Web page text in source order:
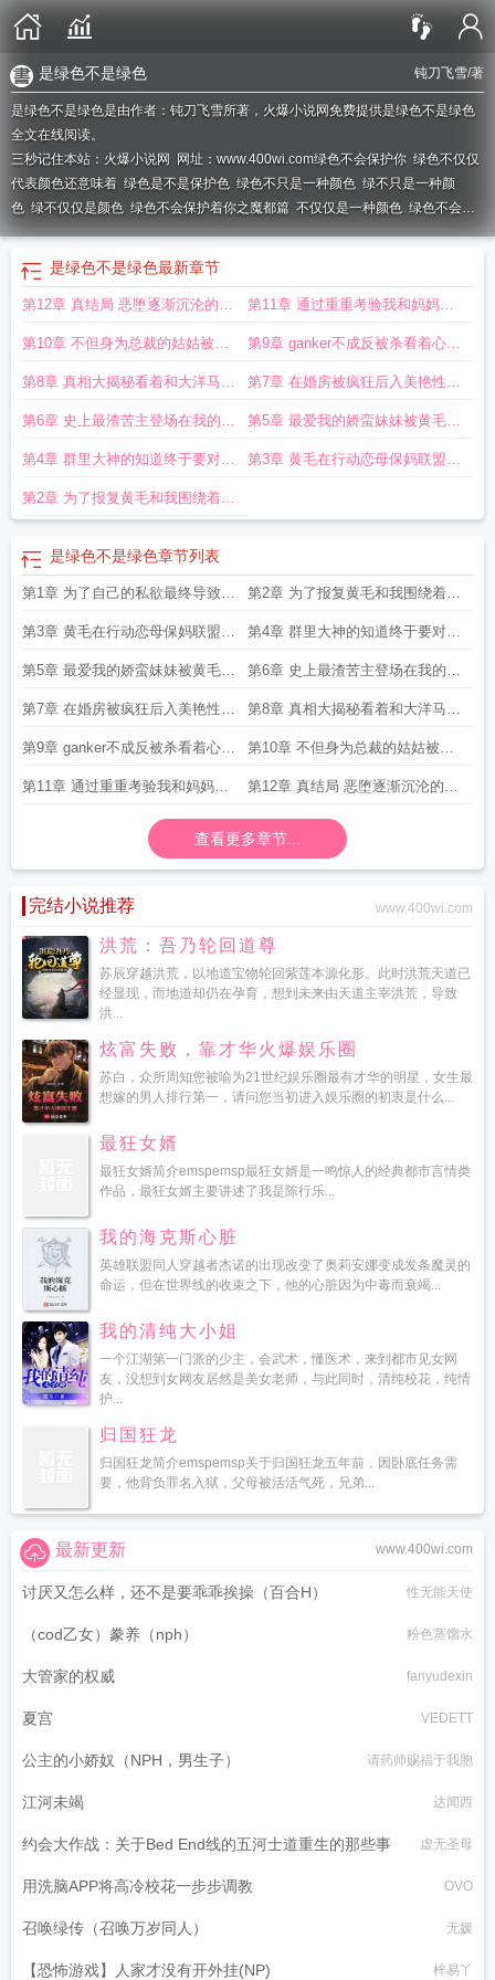
钝刀飞雪/著
是绿色不是绿色
是绿色不是绿色是由作者：钝刀飞雪所著，火爆小说网免费提供是绿色不是绿色
全文在线阅读。
三秒记住本站：火爆小说网 网址：www.400wi.com绿色不会保护你 绿色不仅仅
代表颜色还意味着 绿色是不是保护色 绿色不只是一种颜色 绿不只是一种颜
色 绿不仅仅是颜色 绿色不会保护着你之魔都篇 不仅仅是一种颜色 绿色不会保
护着妳绿色不在保护着你绿色不只是保护色(完整版) 在线阅读绿 不仅仅是一种
绿色是保护色什么意思? 绿色不只是颜色作文
是保护色(完整版)作者钝刀飞雪
是一种颜色绿色不会保护着你第一 绿色不会保护着你最新绿色只是你的保护
版) 绿不仅仅是一种颜色25 绿色只是我的保护色 绿色只是一种颜色 绿色是你的
保护色 是绿色不是绿色绿色既不是冷色也不是暖色绿不仅仅是一种颜色21
吗绿色不绿色是什么意思
是绿色不是绿色最新章节
第12章 真结局 恶堕逐渐沉沦的全
员肉便器
第11章 通过重重考验我和妈妈苦
难的旅程终于结束了
第10章 不但身为总裁的姑姑被张
涛脱光衣服在公园进行野外调教连
自己最爱的妈妈也疯狂被放置paly
第9章 ganker不成反被杀看着心爱
的妈妈在自己面前和黄毛淫乱
PLAY
第8章 真相大揭秘看着和大洋马一
起被双飞的妈妈我只能去学校把那
把刀拿出来
第7章 在婚房被疯狂后入美艳性感
妈妈一战目
第6章 史上最渣苦主登场在我的推
波助澜下最爱我的妹妹已经彻底的
倒向了黄毛接下来妹妹的命运只会
是变成黄毛的肉便器
第5章 最爱我的娇蛮妹妹被黄毛就
在一墙之隔破处调教而我一无所知
第4章 群里大神的知道终于要对妈
妈进行最终攻势我却最终错失良机
第3章 黄毛在行动恋母保妈联盟初
第2章 为了报复黄毛和我围绕着自
必须阻止这件事情的发生
是绿色不是绿色章节列表
第1章 为了自己的私欲最终导致温
柔的医生妈妈可爱的JK妹妹严厉的
总裁姑姑一步步被以前看不起的黄
毛攻略沦陷调教成胯下孕奴
第2章 为了报复黄毛和我围绕着自
己温柔的妈妈进行了一个赌约而我
必须阻止这件事情的发生
第3章 黄毛在行动恋母保妈联盟初
登场
第4章 群里大神的知道终于要对妈
妈进行最终攻势我却最终错失良机
第5章 最爱我的娇蛮妹妹被黄毛就
在一墙之隔破处调教而我一无所知
第6章 史上最渣苦主登场在我的推
波助澜下最爱我的妹妹已经彻底的
倒向了黄毛接下来妹妹的命运只会
是变成黄毛的肉便器
第7章 在婚房被疯狂后入美艳性感
妈妈一战目
第8章 真相大揭秘看着和大洋马一
起被双飞的妈妈我只能去学校把那
把刀拿出来
第9章 ganker不成反被杀看着心爱
的妈妈在自己面前和黄毛淫乱
第10章 不但身为总裁的姑姑被张
涛脱光衣服在公园进行野外调教连
自己最爱的妈妈也疯狂被放置paly
第11章 通过重重考验我和妈妈苦 第12章 真结局 恶堕逐渐沉沦的全
员肉便器
查看更多章节...
完结小说推荐 www.400wi.com
洪荒：吾乃轮回道尊
苏辰穿越洪荒，以地道宝物轮回紫莲本源化形。此时洪荒天道已
经显现，而地道却仍在孕育，想到未来由天道主宰洪荒，导致
洪...
炫富失败，靠才华火爆娱乐圈
苏白，众所周知您被喻为21世纪娱乐圈最有才华的明星，女生最
想嫁的男人排行第一，请问您当初进入娱乐圈的初衷是什么...
最狂女婿
最狂女婿简介emspemsp最狂女婿是一鸣惊人的经典都市言情类
作品，最狂女婿主要讲述了我是陈行乐...
我的海克斯心脏
英雄联盟同人穿越者杰诺的出现改变了奥莉安娜变成发条魔灵的
命运，但在世界线的收束之下，他的心脏因为中毒而衰竭...
我的清纯大小姐
一个江湖第一门派的少主，会武术，懂医术，来到都市见女网
友，没想到女网友居然是美女老师，与此同时，清纯校花，纯情
护...
归国狂龙
归国狂龙简介emspemsp关于归国狂龙五年前，因卧底任务需
要，他背负罪名入狱，父母被活活气死，兄弟...
www.400wi.com
最新更新
讨厌又怎么样，还不是要乖乖挨操（百合H） 性无能天使
（cod乙女）豢养（nph） 粉色蒸馏水
大管家的权威 fanyudexin
夏宫 VEDETT
公主的小娇奴（NPH，男生子） 请药师赐福于我胞
江河未竭 达闻西
约会大作战：关于Bed End线的五河士道重生的那些事 虚无圣母
用洗脑APP将高冷校花一步步调教 OVO
召唤绿传（召唤万岁同人） 无媛
【恐怖游戏】人家才没有开外挂(NP) 梓易丫